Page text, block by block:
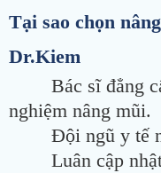
Tại sao chọn
Dr.Kiem
Bác sĩ đẳng
nghiệm nâng mũi.
Đội ngũ y tế
Luân cập nhật